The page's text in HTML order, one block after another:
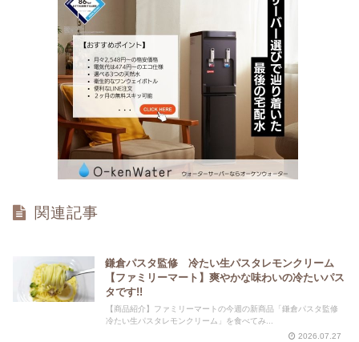
関連記事
鎌倉パスタ監修 冷たい生パスタレモンクリーム
【ファミリーマート】爽やかな味わいの冷たいパス
タです!!
【商品紹介】ファミリーマートの今週の新商品「鎌倉パスタ監修
冷たい生パスタレモンクリーム」を食べてみ...
2026.07.27